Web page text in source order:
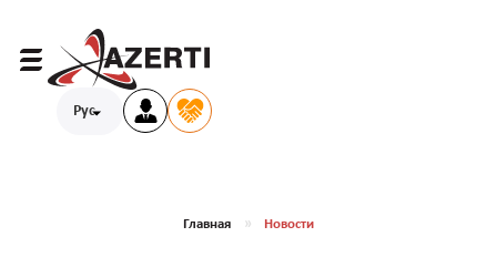
Рус
Главная Новости